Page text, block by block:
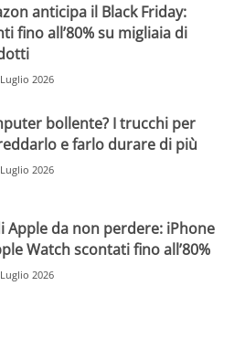
anticipa il Black Friday:
fino all’80% su migliaia di
2026
bollente? I trucchi per
e farlo durare di più
2026
Apple da non perdere: iPhone
Watch scontati fino all’80%
2026